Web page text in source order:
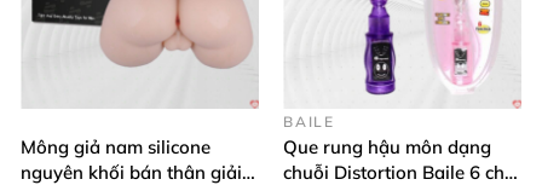
Mông giả nam silicone
nguyên khối bán thân giải
BAILE
Que rung hậu môn dạng
chuỗi Distortion Baile 6 chế